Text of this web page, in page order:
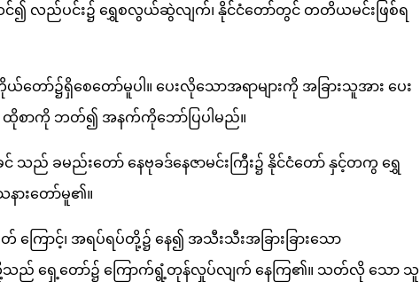
င်၍ လည်ပင်း၌ ရွှေစလွယ်ဆွဲလျက်၊ နိုင်ငံတော်တွင် တတိယမင်းဖြစ်ရ
၌ရှိစေတော်မူပါ။ ပေးလိုသောအရာများကို အခြားသူအား ပေး
ထိုစာကို ဘတ်၍ အနက်ကိုဘော်ပြပါမည်။
သည် ခမည်းတော် နေဗုခဒ်နေဇာမင်းကြီး၌ နိုင်ငံတော် နှင့်တကွ ရွှေ
ားတော်မူ၏။
ကြောင့်၊ အရပ်ရပ်တို့၌ နေ၍ အသီးသီးအခြားခြားသော
သည် ရှေ့တော်၌ ကြောက်ရွံ့တုန်လှုပ်လျက် နေကြ၏။ သတ်လို သော သူ